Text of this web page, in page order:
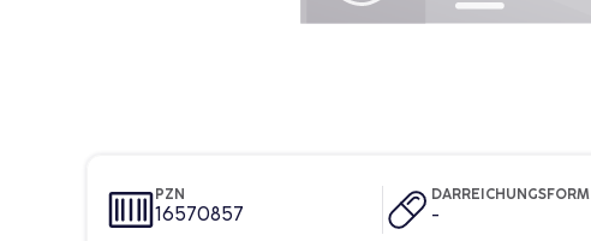
PZN
16570857
DARREICHUNGSFORM
-